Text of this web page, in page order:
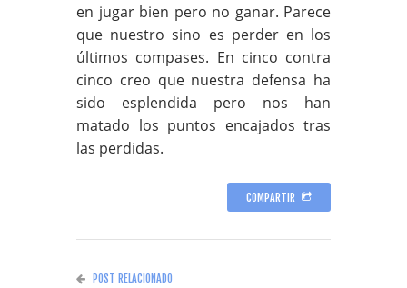
en jugar bien pero no ganar. Parece
que nuestro sino es perder en los
últimos compases. En cinco contra
cinco creo que nuestra defensa ha
sido esplendida pero nos han
matado los puntos encajados tras
las perdidas.
COMPARTIR
POST RELACIONADO